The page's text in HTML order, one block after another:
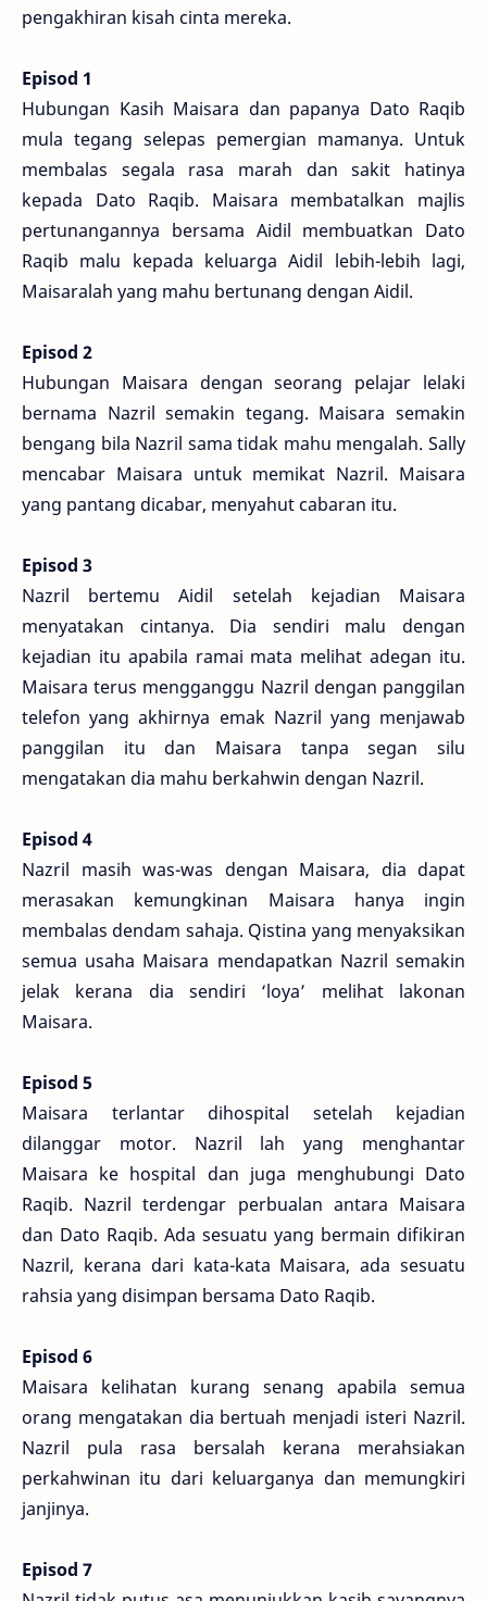
pengakhiran kisah cinta mereka.
Episod 1
Hubungan Kasih Maisara dan papanya Dato Raqib
mula tegang selepas pemergian mamanya. Untuk
membalas segala rasa marah dan sakit hatinya
kepada Dato Raqib. Maisara membatalkan majlis
pertunangannya bersama Aidil membuatkan Dato
Raqib malu kepada keluarga Aidil lebih-lebih lagi,
Maisaralah yang mahu bertunang dengan Aidil.
Episod 2
Hubungan Maisara dengan seorang pelajar lelaki
bernama Nazril semakin tegang. Maisara semakin
bengang bila Nazril sama tidak mahu mengalah. Sally
mencabar Maisara untuk memikat Nazril. Maisara
yang pantang dicabar, menyahut cabaran itu.
Episod 3
Nazril bertemu Aidil setelah kejadian Maisara
menyatakan cintanya. Dia sendiri malu dengan
kejadian itu apabila ramai mata melihat adegan itu.
Maisara terus mengganggu Nazril dengan panggilan
telefon yang akhirnya emak Nazril yang menjawab
panggilan itu dan Maisara tanpa segan silu
mengatakan dia mahu berkahwin dengan Nazril.
Episod 4
Nazril masih was-was dengan Maisara, dia dapat
merasakan kemungkinan Maisara hanya ingin
membalas dendam sahaja. Qistina yang menyaksikan
semua usaha Maisara mendapatkan Nazril semakin
jelak kerana dia sendiri ‘loya’ melihat lakonan
Maisara.
Episod 5
Maisara terlantar dihospital setelah kejadian
dilanggar motor. Nazril lah yang menghantar
Maisara ke hospital dan juga menghubungi Dato
Raqib. Nazril terdengar perbualan antara Maisara
dan Dato Raqib. Ada sesuatu yang bermain difikiran
Nazril, kerana dari kata-kata Maisara, ada sesuatu
rahsia yang disimpan bersama Dato Raqib.
Episod 6
Maisara kelihatan kurang senang apabila semua
orang mengatakan dia bertuah menjadi isteri Nazril.
Nazril pula rasa bersalah kerana merahsiakan
perkahwinan itu dari keluarganya dan memungkiri
janjinya.
Episod 7